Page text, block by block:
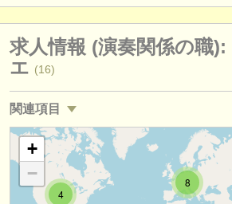
求人情報 (演奏関係の職)
求人情報 (管理者関連の職)
degree courses
講習会
求人情報 (演奏関係の職):
エ (16)
関連項目
求人情報 (教育関連の職): オーボエ (1)
講習会: オーボエ (8)
4
8
+
−